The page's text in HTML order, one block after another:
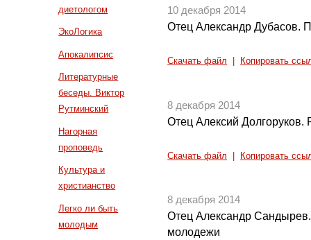
диетологом
ЭкоЛогика
Апокалипсис
Литературные
беседы. Виктор
Рутминский
Нагорная
проповедь
Культура и
христианство
Легко ли быть
молодым
10 декабря 2014
Отец Александр Дубасов.
Скачать файл Копировать
8 декабря 2014
Отец Алексий Долгоруков.
Скачать файл Копировать
8 декабря 2014
Отец Александр
молодежи